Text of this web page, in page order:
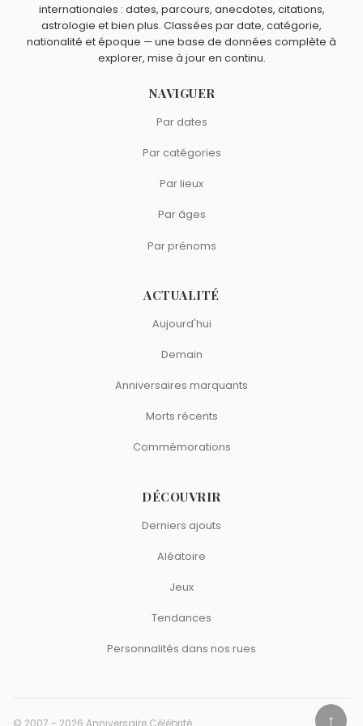
internationales : dates, parcours, anecdotes, citations,
astrologie et bien plus. Classées par date, catégorie,
nationalité et époque — une base de données complète à
explorer, mise à jour en continu.
NAVIGUER
Par dates
Par catégories
Par lieux
Par âges
Par prénoms
ACTUALITÉ
Aujourd'hui
Demain
Anniversaires marquants
Morts récents
Commémorations
DÉCOUVRIR
Derniers ajouts
Aléatoire
Jeux
Tendances
Personnalités dans nos rues
© 2007 - 2026 Anniversaire Célébrité ↑